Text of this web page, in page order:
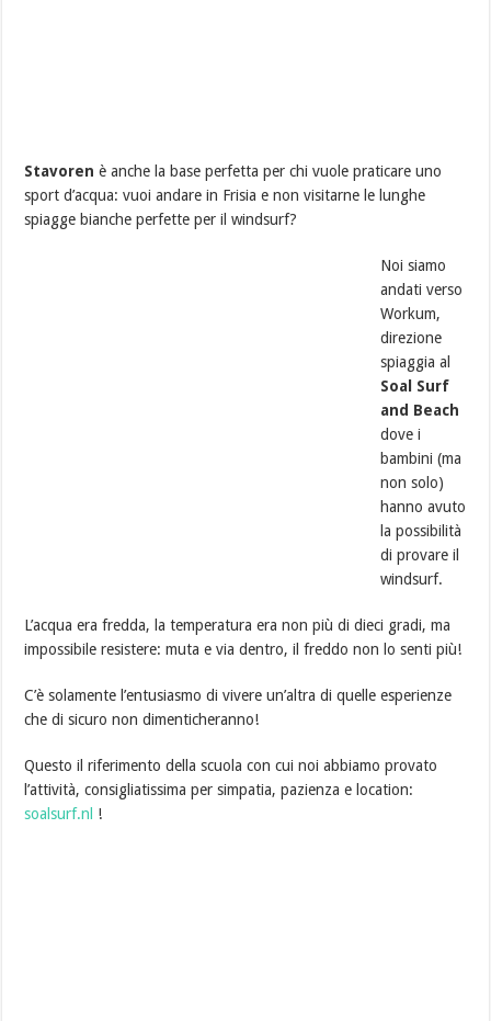
Stavoren è anche la base perfetta per chi vuole praticare uno
sport d’acqua: vuoi andare in Frisia e non visitarne le lunghe
spiagge bianche perfette per il windsurf?
Noi siamo
andati verso
Workum,
direzione
spiaggia al
Soal Surf
and Beach
dove i
bambini (ma
non solo)
hanno avuto
la possibilità
di provare il
windsurf.
L’acqua era fredda, la temperatura era non più di dieci gradi, ma
impossibile resistere: muta e via dentro, il freddo non lo senti più!
C’è solamente l’entusiasmo di vivere un’altra di quelle esperienze
che di sicuro non dimenticheranno!
Questo il riferimento della scuola con cui noi abbiamo provato
l’attività, consigliatissima per simpatia, pazienza e location:
soalsurf.nl !